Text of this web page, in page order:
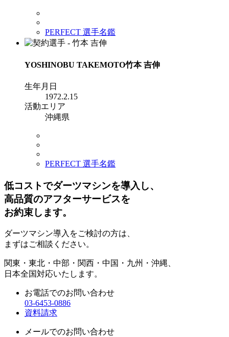
PERFECT 選手名鑑
YOSHINOBU TAKEMOTO竹本 吉伸
生年月日
1972.2.15
活動エリア
沖縄県
PERFECT 選手名鑑
低コストでダーツマシンを導入し、
高品質のアフターサービスを
お約束します。
ダーツマシン導入をご検討の方は、
まずはご相談ください。
関東・東北・中部・関西・中国・九州・沖縄、
日本全国対応いたします。
お電話でのお問い合わせ
03-6453-0886
資料請求
メールでのお問い合わせ